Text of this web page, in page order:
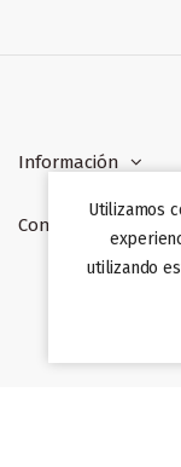
Información
Contacto
Utilizamos
utilizando